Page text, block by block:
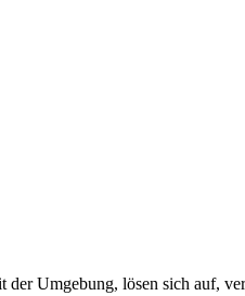
der Umgebung, lösen sich auf,